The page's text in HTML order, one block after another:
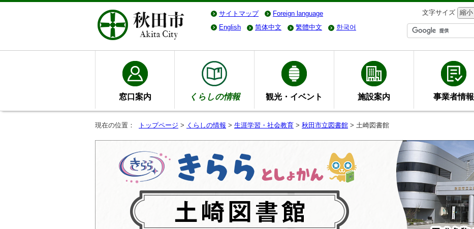
サイトマップ Foreign language 文字サイズ 縮小
English
简体中文 繁體中文 한국어
窓口案内 くらしの情報 観光・イベント 施設案内 事業者情報
現在の位置： トップページ > くらしの情報 > 生涯学習・社会教育 > 秋田市立図書館 > 土崎図書館